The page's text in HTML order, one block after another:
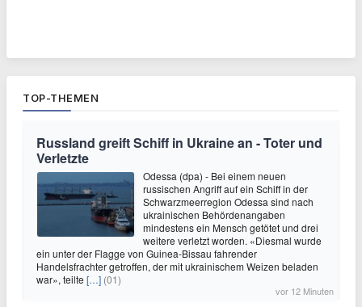
TOP-THEMEN
Russland greift Schiff in Ukraine an - Toter und
Verletzte
Odessa (dpa) - Bei einem neuen
russischen Angriff auf ein Schiff in der
Schwarzmeerregion Odessa sind nach
ukrainischen Behördenangaben
mindestens ein Mensch getötet und drei
weitere verletzt worden. «Diesmal wurde
ein unter der Flagge von Guinea-Bissau fahrender
Handelsfrachter getroffen, der mit ukrainischem Weizen beladen
war», teilte […] (01)
vor 12 Minuten